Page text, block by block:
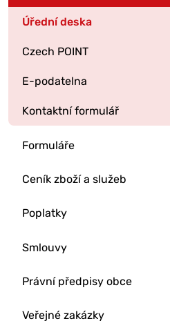
Úřední deska
Czech POINT
E-podatelna
Kontaktní formulář
Formuláře
Ceník zboží a služeb
Poplatky
Smlouvy
Právní předpisy obce
Veřejné zakázky